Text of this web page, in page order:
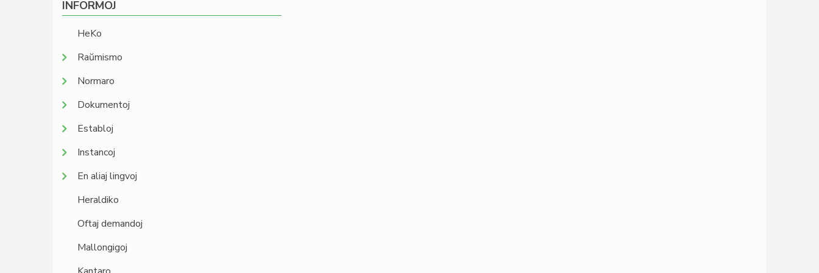
INFORMOJ
HeKo
Raŭmismo
Normaro
Dokumentoj
Establoj
Instancoj
En aliaj lingvoj
Heraldiko
Oftaj demandoj
Mallongigoj